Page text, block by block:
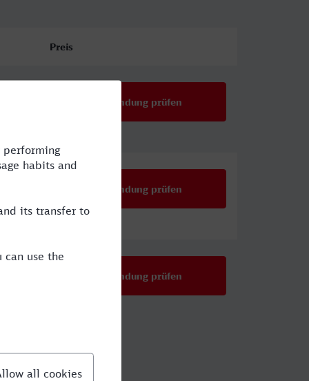
Preis
Verbindung prüfen
Verbindung prüfen
Verbindung prüfen